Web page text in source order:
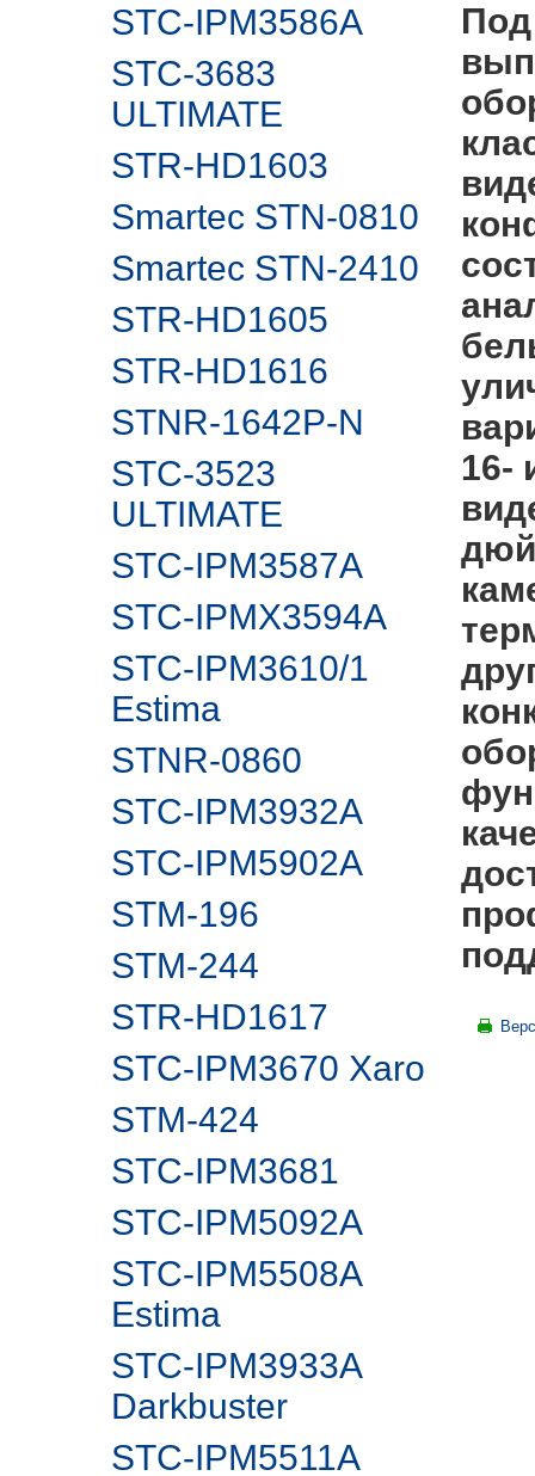
STC-IPM3586A
STC-3683
ULTIMATE
STR-HD1603
Smartec STN-0810
Smartec STN-2410
STR-HD1605
STR-HD1616
STNR-1642P-N
STC-3523
ULTIMATE
STC-IPM3587A
STC-IPMX3594A
STC-IPM3610/1
Estima
STNR-0860
STC-IPM3932A
STC-IPM5902А
STM-196
STM-244
STR-HD1617
STC-IPM3670 Xaro
STM-424
STC-IPM3681
STC-IPM5092A
STC-IPM5508A
Estima
STC-IPM3933A
Darkbuster
STC-IPM5511A
Под
16-